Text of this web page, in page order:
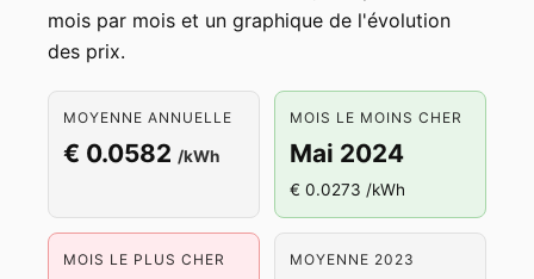
mois par mois et un graphique de l'évolution
des prix.
MOYENNE ANNUELLE
€ 0.0582 /kWh
MOIS LE MOINS CHER
Mai 2024
€ 0.0273 /kWh
MOIS LE PLUS CHER MOYENNE 2023